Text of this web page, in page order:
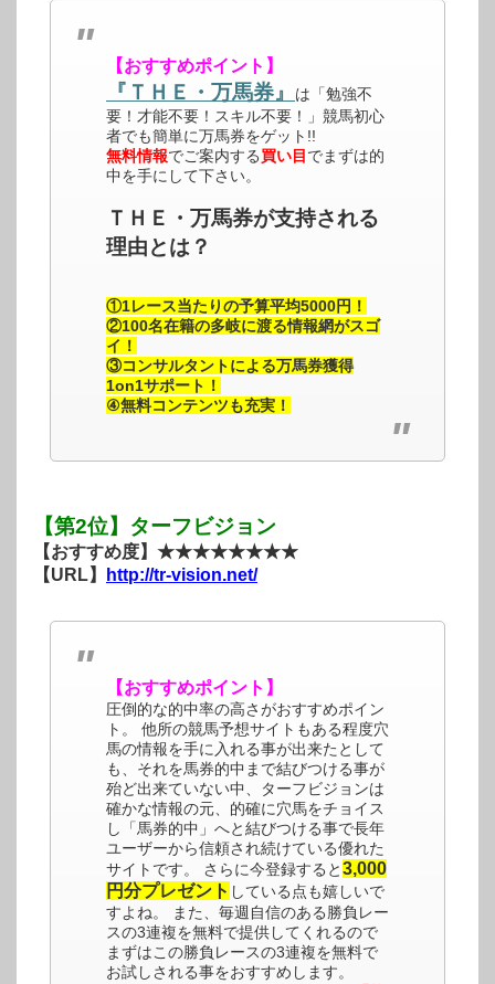
【おすすめポイント】
『ＴＨＥ・万馬券』
は「勉強不
要！才能不要！スキル不要！」競馬初心
者でも簡単に万馬券をゲット!!
無料情報でご案内する買い目 でまずは的
中を手にして下さい。
ＴＨＥ・万馬券が支持される
理由とは？
①1レース当たりの予算平均5000円！
②100名在籍の多岐に渡る情報網がスゴ
イ！
③コンサルタントによる万馬券獲得
1on1サポート！
④無料コンテンツも充実！
【第2位】ターフビジョン
【おすすめ度】★★★★★★★★
【URL】
http://tr-vision.net/
【おすすめポイント】
圧倒的な的中率の高さがおすすめポイン
ト。 他所の競馬予想サイトもある程度穴
馬の情報を手に入れる事が出来たとして
も、それを馬券的中まで結びつける事が
殆ど出来ていない中、ターフビジョンは
確かな情報の元、的確に穴馬をチョイス
し「馬券的中」へと結びつける事で長年
ユーザーから信頼され続けている優れた
サイトです。 さらに今登録すると3,000
円分プレゼント している点も嬉しいで
すよね。 また、毎週自信のある勝負レー
スの3連複を無料で提供してくれるので
まずはこの勝負レースの3連複を無料で
お試しされる事をおすすめします。